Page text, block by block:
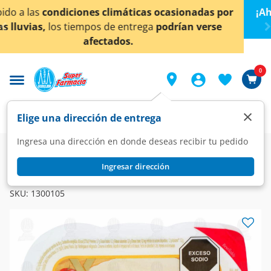
< div class="carousel-inner">
¡Ahora también en Aguascalientes!Daclic aquí
conocer detalles.
Elige una dirección de entrega
Ingresa una dirección en donde deseas recibir tu pedido
Ingresar dirección
×
0
Super Alimentos Lácteos Queso
Queso Panela Lala Reducido en Grasa, 400 gr.
SKU: 1300105